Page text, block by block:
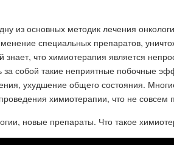
из основных методик лечения
специальных препаратов,
знает, что химиотерапия является
собой такие неприятные побочные
ухудшение общего состояния.
химиотерапии, что не совсем
новые препараты. Что такое